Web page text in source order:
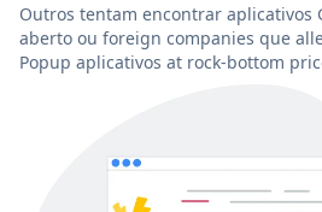
Outros tentam encontrar aplicativos
aberto ou foreign companies que
Popup aplicativos at rock-bottom